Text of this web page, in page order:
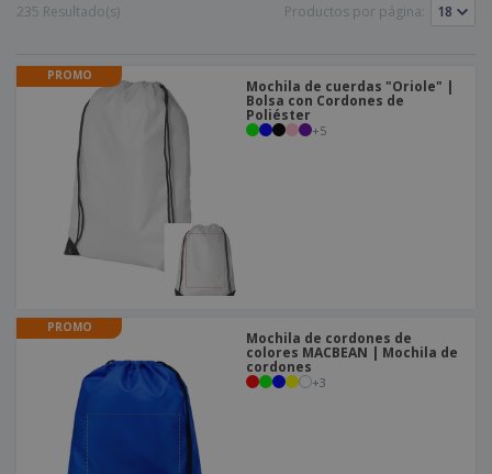
235 Resultado(s) Productos por página:
PROMO
Mochila de cuerdas "Oriole" |
Bolsa con Cordones de
Poliéster
+5
PROMO
Mochila de cordones de
colores MACBEAN | Mochila de
cordones
+3